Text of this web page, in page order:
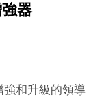
器
和升級的領導